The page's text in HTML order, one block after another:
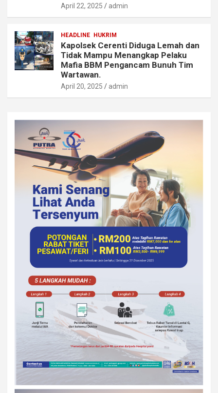
April 22, 2025 admin
HEADLINE HUKRIM
Kapolsek Cerenti Diduga Lemah dan
Tidak Mampu Menangkap Pelaku
Mafia BBM Pengancam Bunuh Tim
Wartawan.
April 20, 2025 admin